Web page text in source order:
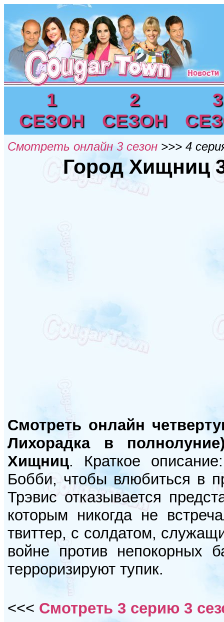
1
СЕЗОН
2
СЕЗОН
3
Смотреть онлайн 3 сезон >>> 4
Город Хищниц
Смотреть онлайн
Лихорадка в
Хищниц. Краткое
Бобби, чтобы влюбиться в
Трэвис отказывается
которым никогда не
твиттер, с солдатом,
войне против непокорных
терроризируют тупик.
<<< Смотреть 3 серию 3